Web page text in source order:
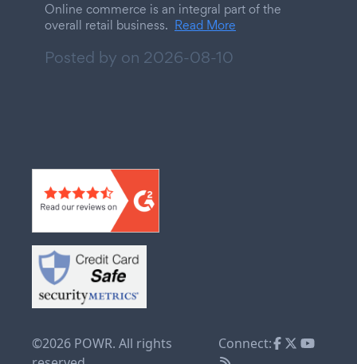
Online commerce is an integral part of the
overall retail business. Read More
Posted by on 2026-08-10
©2026 POWR. All rights
Connect: